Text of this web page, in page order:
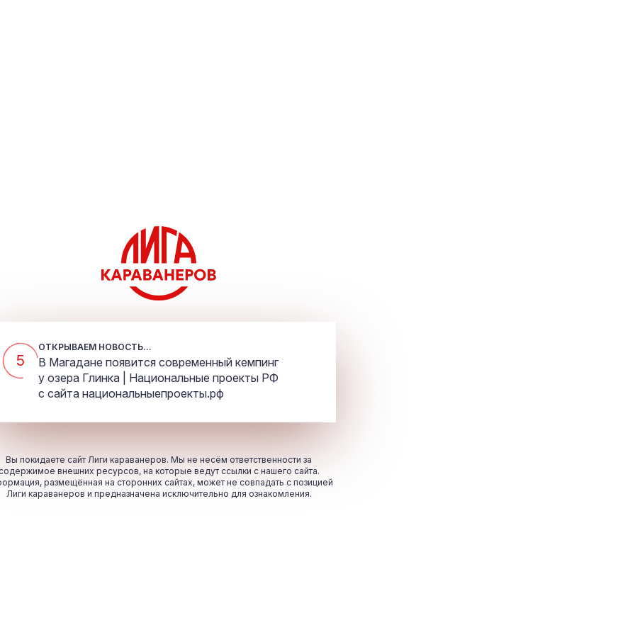
5
ОТКРЫВАЕМ НОВОСТЬ...
В Магадане появится современный кемпинг
у озера Глинка | Национальные проекты РФ
с сайта национальныепроекты.рф
Вы покидаете сайт Лиги караванеров. Мы не несём ответственности за
внешних ресурсов, на которые ведут ссылки с нашего сайта.
размещённая на сторонних сайтах, может не совпадать с позицией
Лиги караванеров и предназначена исключительно для ознакомления.